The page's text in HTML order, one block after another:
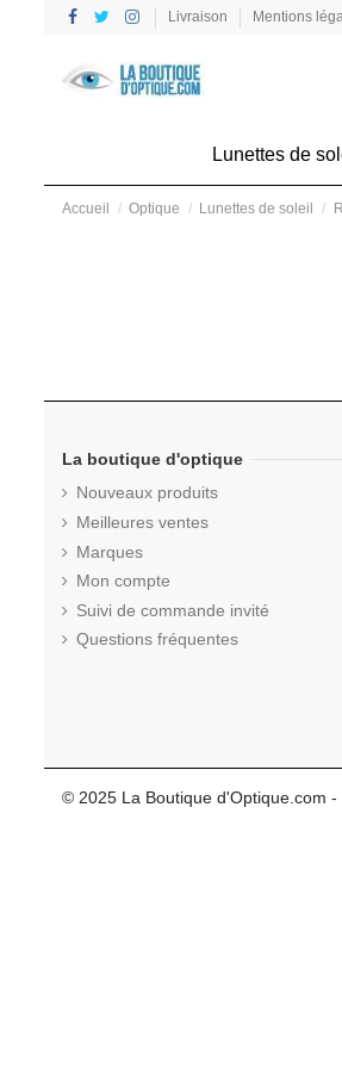
Livraison Mentions
Lunettes de
Accueil Optique Lunettes de soleil
La boutique d'optique
Nouveaux produits
Meilleures ventes
Marques
Mon compte
Suivi de commande invité
Questions fréquentes
© 2025 La Boutique d'Optique.com -